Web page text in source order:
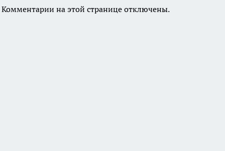
Комментарии на этой странице отключены.